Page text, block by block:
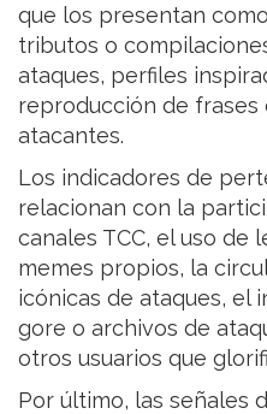
que los presentan
tributos o
ataques, perfiles
reproducción de frases
atacantes.
Los indicadores de
relacionan con la
canales TCC, el uso de
memes propios, la
icónicas de ataques, el
gore o archivos de
otros usuarios que
Por último, las señales